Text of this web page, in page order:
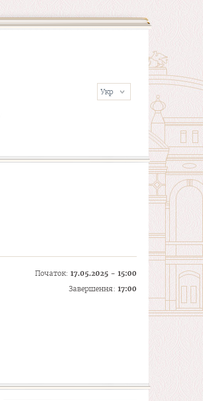
Початок: 17.05.2025 - 15:00
Завершення: 17:00